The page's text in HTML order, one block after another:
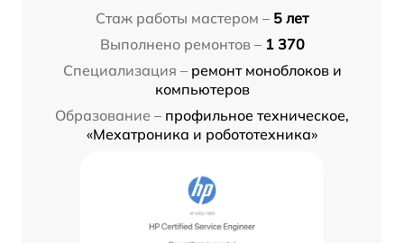
Стаж работы мастером – 5 лет
Выполнено ремонтов – 1 370
Специализация – ремонт моноблоков и
компьютеров
Образование – профильное техническое,
«Мехатроника и робототехника»